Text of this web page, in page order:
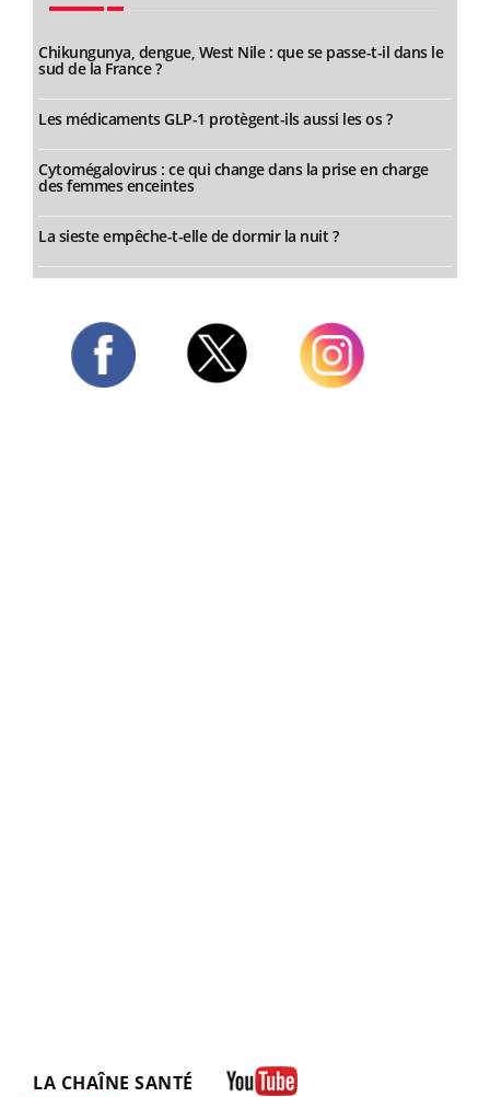
Chikungunya, dengue, West Nile : que se passe-t-il dans le
sud de la France ?
Les médicaments GLP-1 protègent-ils aussi les os ?
Cytomégalovirus : ce qui change dans la prise en charge
des femmes enceintes
La sieste empêche-t-elle de dormir la nuit ?
LA CHAÎNE SANTÉ